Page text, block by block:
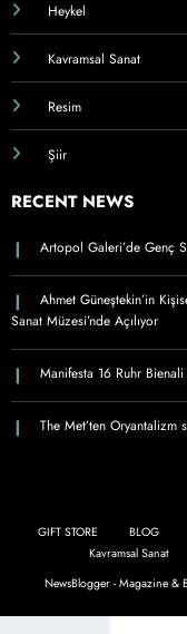
Heykel
Kavramsal Sanat
Resim
Şiir
RECENT NEWS
Artopol Galeri’de Genç
Ahmet Güneştekin’in
Sanat Müzesi’nde Açılıyor
Manifesta 16 Ruhr Bienali
The Met’ten
GIFT STORE BLOG
Kavramsal Sanat
NewsBlogger - Magazine &